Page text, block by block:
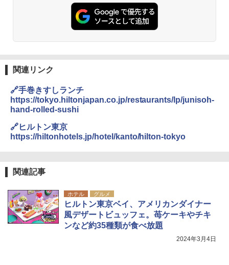
関連リンク
🔗手巻きすしランチ
https://tokyo.hiltonjapan.co.jp/restaurants/lp/junisoh-
hand-rolled-sushi
🔗ヒルトン東京
https://hiltonhotels.jp/hotel/kanto/hilton-tokyo
関連記事
ホテル グルメ
ヒルトン東京ベイ、アメリカンダイナー
風デザートビュッフェ。苺ケーキやチキ
ンなど約35種類が食べ放題
2024年3月4日